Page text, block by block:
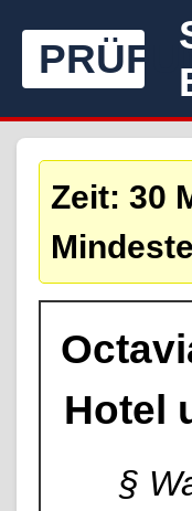
Zeit: 30
Hotel
§